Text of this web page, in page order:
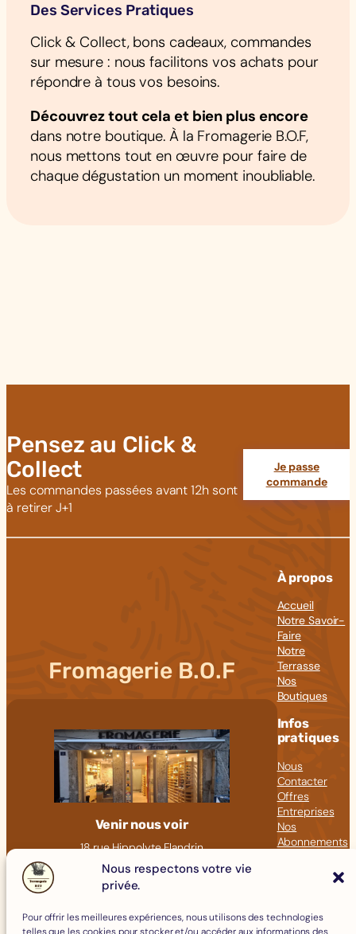
Nous respectons votre vie
privée.
Pour offrir les meilleures expériences, nous utilisons des technologies
Des Services Pratiques
Click & Collect, bons cadeaux, commandes
sur mesure : nous facilitons vos achats pour
répondre à tous vos besoins.
Découvrez tout cela et bien plus encore
dans notre boutique. À la Fromagerie B.O.F,
nous mettons tout en œuvre pour faire de
chaque dégustation un moment inoubliable.
Pensez au Click &
Collect
Les commandes passées avant 12h sont
à retirer J+1
Je passe
commande
Fromagerie B.O.F
Venir nous voir
18 rue Hippolyte Flandrin
09 82 23 41 60
À propos
Accueil
Notre Savoir-
Faire
Notre
Terrasse
Nos
Boutiques
Infos
pratiques
Nous
Contacter
Offres
Entreprises
Nos
Abonnements
Fromages